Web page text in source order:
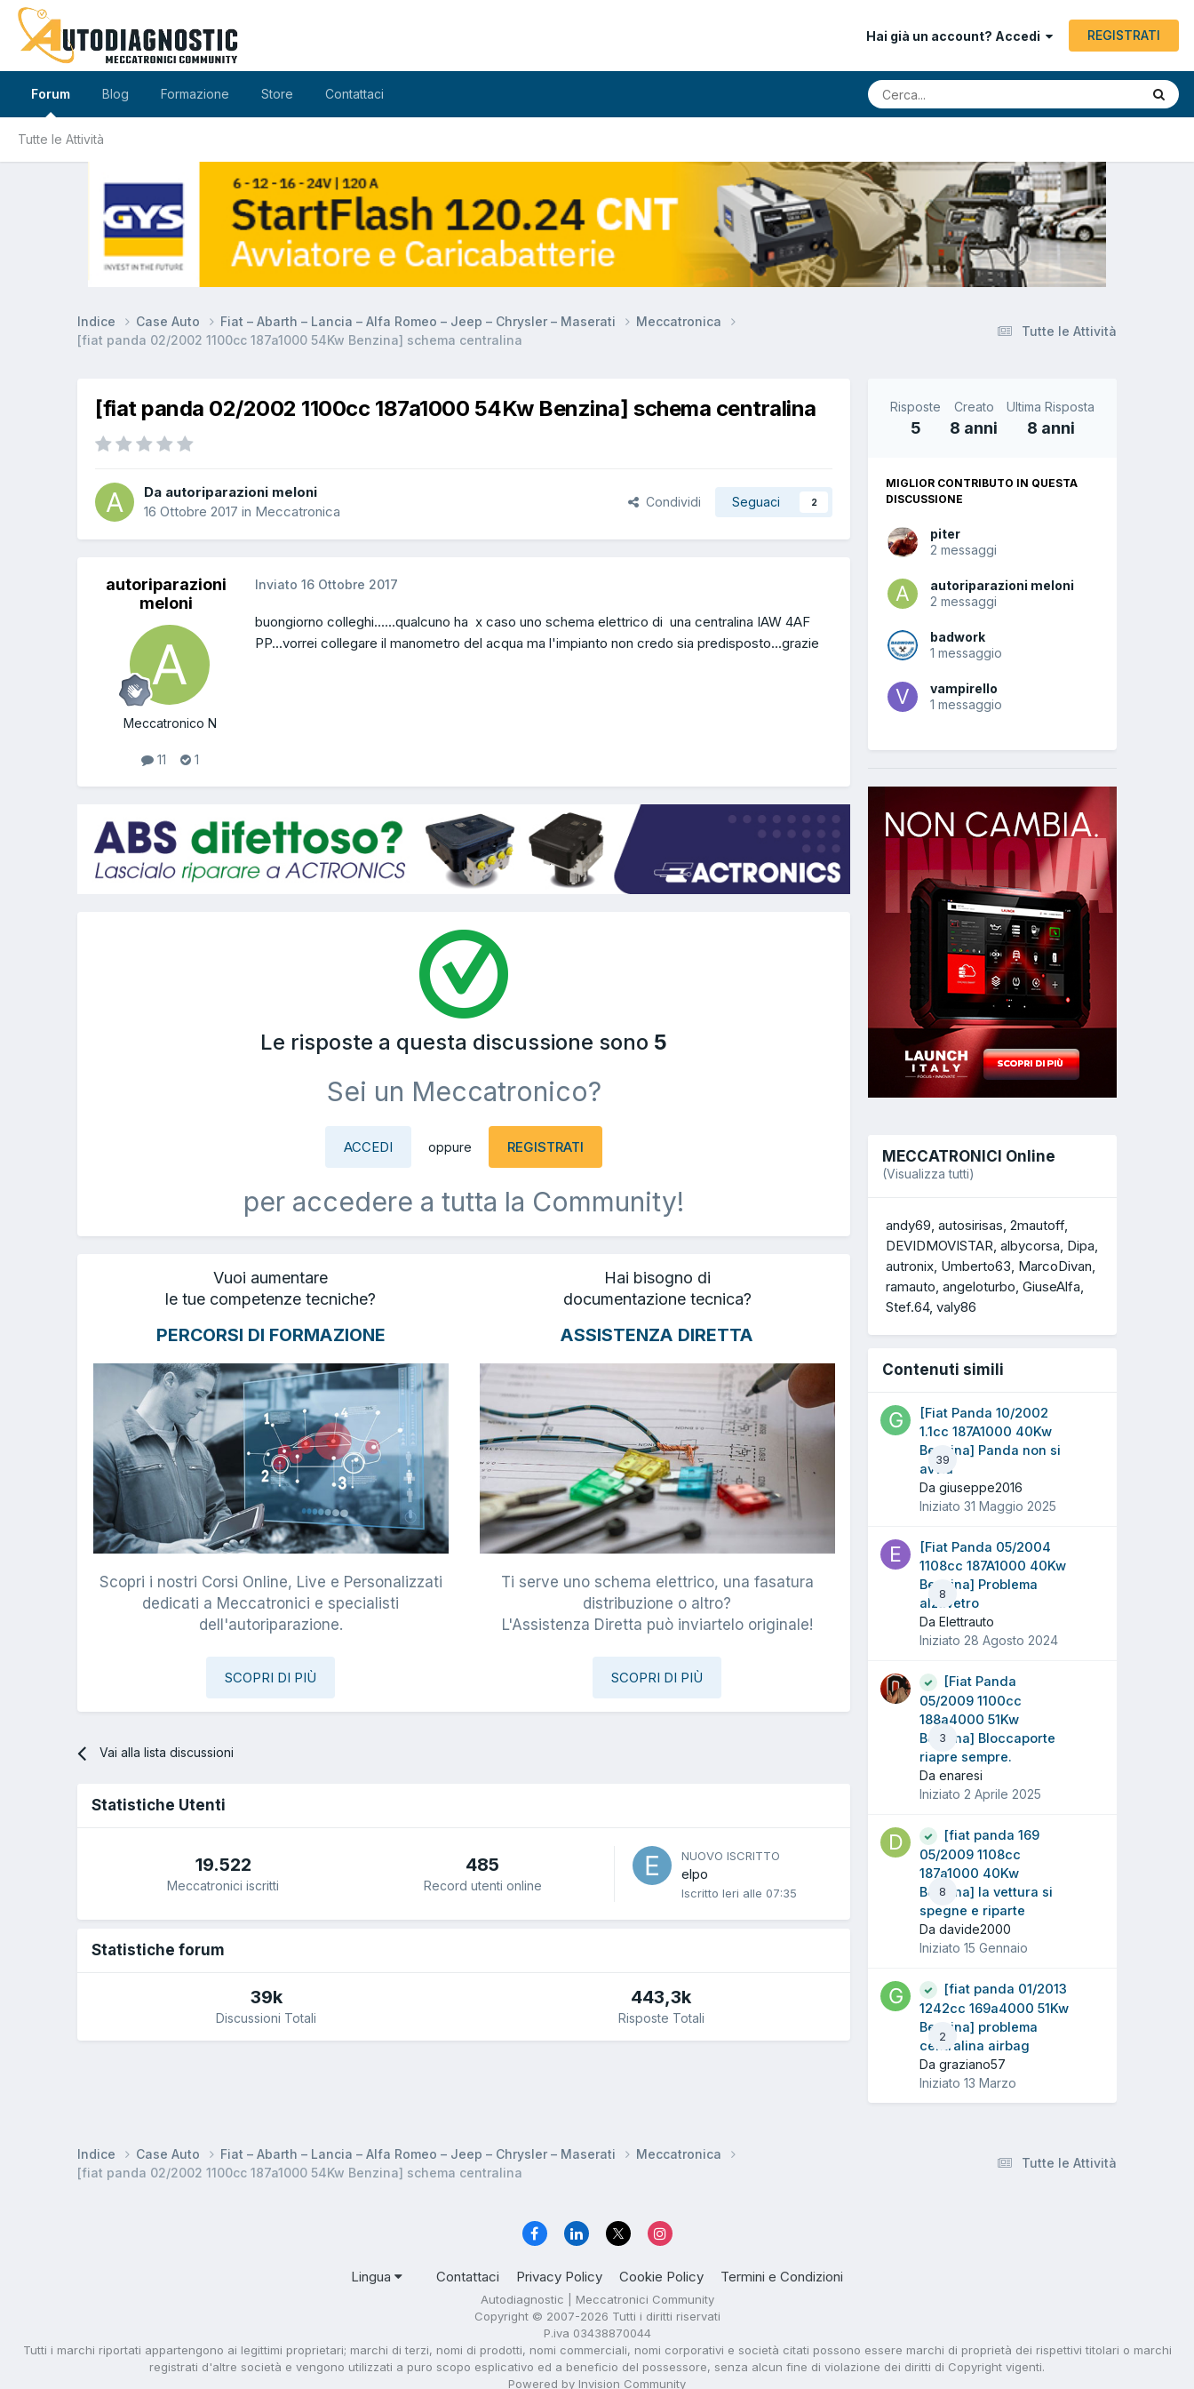
Hai già un account? Accedi REGISTRATI
Forum
Tutte le Attività
Blog Formazione Store Contattaci
Tutte le Attività
Indice Case Auto Fiat – Abarth – Lancia – Alfa Romeo – Jeep – Chrysler – Maserati
Meccatronica
[fiat panda 02/2002 1100cc 187a1000 54Kw Benzina] schema centralina
[fiat panda 02/2002 1100cc 187a1000 54Kw Benzina] schema centralina
Da autoriparazioni meloni
16 Ottobre 2017 in Meccatronica
Condividi Seguaci 2
autoriparazioni
meloni
Meccatronico N
11 1
Inviato 16 Ottobre 2017
buongiorno colleghi......qualcuno ha x caso uno schema elettrico di una centralina IAW 4AF
PP...vorrei collegare il manometro del acqua ma l'impianto non credo sia predisposto...grazie
Le risposte a questa discussione sono 5
Sei un Meccatronico?
ACCEDI oppure REGISTRATI
per accedere a tutta la Community!
Vuoi aumentare
le tue competenze tecniche?
PERCORSI DI FORMAZIONE
Scopri i nostri Corsi Online, Live e Personalizzati
dedicati a Meccatronici e specialisti
dell'autoriparazione.
SCOPRI DI PIÙ
Hai bisogno di
documentazione tecnica?
ASSISTENZA DIRETTA
Ti serve uno schema elettrico, una fasatura
distribuzione o altro?
L'Assistenza Diretta può inviartelo originale!
SCOPRI DI PIÙ
Vai alla lista discussioni
Statistiche Utenti
19.522
Meccatronici iscritti
485
Record utenti online
NUOVO ISCRITTO
elpo
Iscritto Ieri alle 07:35
Statistiche forum
39k
Discussioni Totali
443,3k
Risposte Totali
Risposte
5
Creato
8 anni
Ultima Risposta
8 anni
MIGLIOR CONTRIBUTO IN QUESTA
DISCUSSIONE
piter
2 messaggi
autoriparazioni meloni
2 messaggi
badwork
1 messaggio
vampirello
1 messaggio
MECCATRONICI Online
(Visualizza tutti)
andy69 autosirisas 2mautoff
DEVIDMOVISTAR albycorsa Dipa
autronix Umberto63 MarcoDivan
ramauto angeloturbo GiuseAlfa
Stef.64 valy86
Contenuti simili
39
[Fiat Panda 10/2002
1.1cc 187A1000 40Kw
Benzina] Panda non si
avvia
Da giuseppe2016
Iniziato 31 Maggio 2025
8
[Fiat Panda 05/2004
1108cc 187A1000 40Kw
Benzina] Problema
alzavetro
Da Elettrauto
Iniziato 28 Agosto 2024
3
[Fiat Panda
05/2009 1100cc
188a4000 51Kw
Benzina] Bloccaporte
riapre sempre.
Da enaresi
Iniziato 2 Aprile 2025
8
[fiat panda 169
05/2009 1108cc
187a1000 40Kw
Benzina] la vettura si
spegne e riparte
Da davide2000
Iniziato 15 Gennaio
2
[fiat panda 01/2013
1242cc 169a4000 51Kw
Benzina] problema
centralina airbag
Da graziano57
Iniziato 13 Marzo
Tutte le Attività
Indice Case Auto Fiat – Abarth – Lancia – Alfa Romeo – Jeep – Chrysler – Maserati
Meccatronica
[fiat panda 02/2002 1100cc 187a1000 54Kw Benzina] schema centralina
Lingua Contattaci Privacy Policy Cookie Policy Termini e Condizioni
Autodiagnostic | Meccatronici Community
Copyright © 2007-2026 Tutti i diritti riservati
P.iva 03438870044
Tutti i marchi riportati appartengono ai legittimi proprietari; marchi di terzi, nomi di prodotti, nomi commerciali, nomi corporativi e società citati possono essere marchi di proprietà dei rispettivi titolari o marchi
registrati d'altre società e vengono utilizzati a puro scopo esplicativo ed a beneficio del possessore, senza alcun fine di violazione dei diritti di Copyright vigenti.
Powered by Invision Community